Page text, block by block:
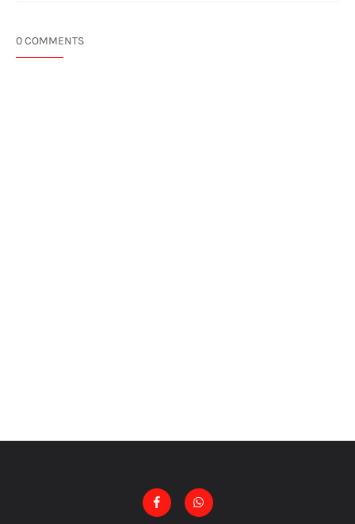
0 COMMENTS